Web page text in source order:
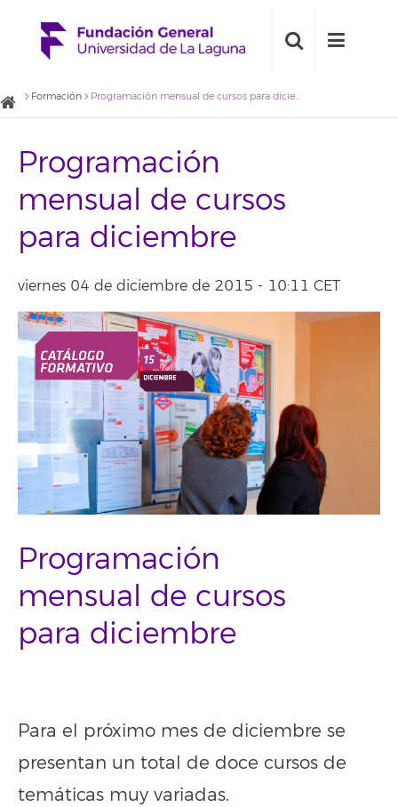
Formación Programación mensual de cursos para diciembre
Programación
mensual de cursos
para diciembre
viernes 04 de diciembre de 2015 - 10:11 CET
Programación
mensual de cursos
para diciembre
Para el próximo mes de diciembre se
presentan un total de doce cursos de
temáticas muy variadas.